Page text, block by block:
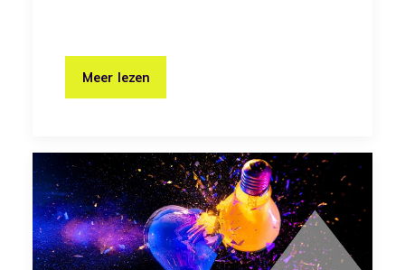
Meer lezen